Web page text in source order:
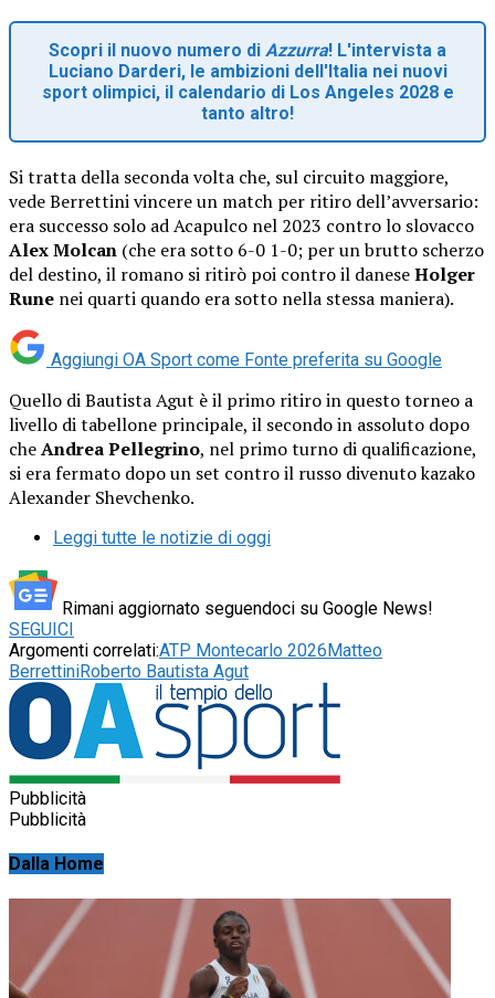
Scopri il nuovo numero di Azzurra! L'intervista a
Luciano Darderi, le ambizioni dell'Italia nei nuovi
sport olimpici, il calendario di Los Angeles 2028 e
tanto altro!
Si tratta della seconda volta che, sul circuito maggiore,
vede Berrettini vincere un match per ritiro dell’avversario:
era successo solo ad Acapulco nel 2023 contro lo slovacco
Alex Molcan (che era sotto 6-0 1-0; per un brutto scherzo
del destino, il romano si ritirò poi contro il daneseHolger
Rune nei quarti quando era sotto nella stessa maniera).
Aggiungi OA Sport come Fonte preferita su Google
Quello di Bautista Agut è il primo ritiro in questo torneo a
livello di tabellone principale, il secondo in assoluto dopo
cheAndrea Pellegrino, nel primo turno di qualificazione,
si era fermato dopo un set contro il russo divenuto kazako
Alexander Shevchenko.
Leggi tutte le notizie di oggi
Rimani aggiornato seguendoci su Google News!
SEGUICI
Argomenti correlati:ATP Montecarlo 2026Matteo
BerrettiniRoberto Bautista Agut
Pubblicità
Pubblicità
Dalla Home